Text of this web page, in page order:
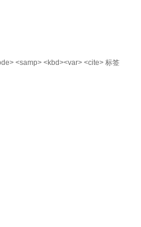
<samp> <kbd><var> <cite> 标签